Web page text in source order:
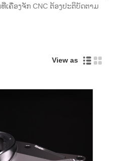
ຄື່ອງຈັກ CNC ຕ້ອງປະຕິບັດຕາມ
View as